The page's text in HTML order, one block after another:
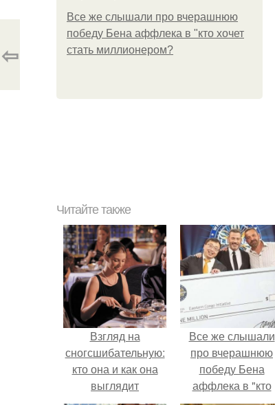
Все же слышали про вчерашнюю
победу Бена аффлека в "кто хочет
стать миллионером?
⇦
Читайте также
Взгляд на
сногсшибательную:
кто она и как она
выглядит
Все же слышали
про вчерашнюю
победу Бена
аффлека в "кто